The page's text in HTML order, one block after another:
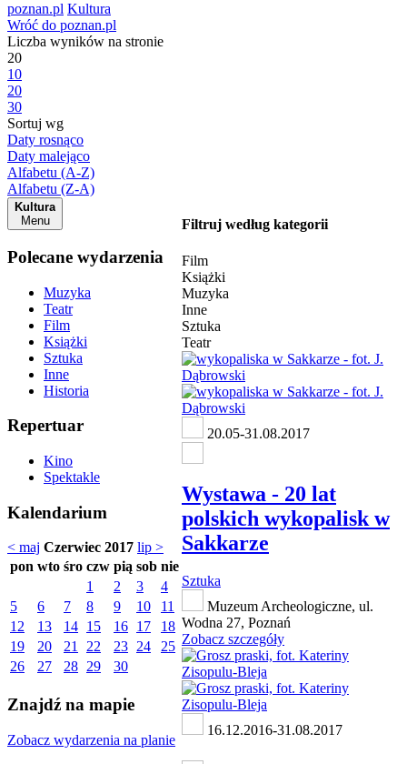
poznan.pl Kultura
Wróć do poznan.pl
Liczba wyników na stronie
20
10
20
30
Sortuj wg
Daty rosnąco
Daty malejąco
Alfabetu (A-Z)
Alfabetu (Z-A)
Kultura
Menu
Polecane wydarzenia
Muzyka
Teatr
Film
Książki
Sztuka
Inne
Historia
Repertuar
Kino
Spektakle
Kalendarium
< maj Czerwiec 2017 lip >
pon wto śro czw pią sob nie
1
2 3
4
5
6 7 8 9 10
11
12
13 14 15 16 17
18
19
20 21 22 23 24
25
26
27 28 29 30
Znajdź na mapie
Zobacz wydarzenia na planie
Filtruj według kategorii
Film
Książki
Muzyka
Inne
Sztuka
Teatr
20.05-31.08.2017
Wystawa - 20 lat
polskich wykopalisk w
Sakkarze
Sztuka
Muzeum Archeologiczne, ul.
Wodna 27, Poznań
Zobacz szczegóły
16.12.2016-31.08.2017